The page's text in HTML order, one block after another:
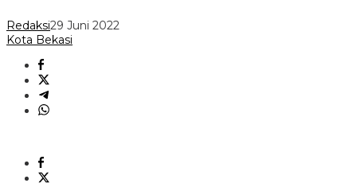
Redaksi29 Juni 2022
Kota Bekasi